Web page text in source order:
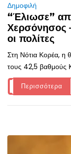
Δημοφιλή
“Έλιωσε”
Χερσόνησος
οι πολίτες
Στη Νότια Κορέα, η
τους 42,5 βαθμούς
Περισσότερα